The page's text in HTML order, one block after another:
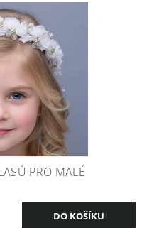
PRO MALÉ